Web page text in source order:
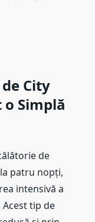
City
Simplă
de
patru nopți,
intensivă a
tip de